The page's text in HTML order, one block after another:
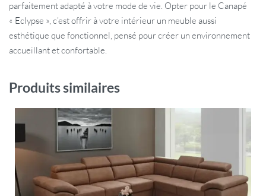
parfaitement adapté à votre mode de vie. Opter pour le Canapé
« Eclypse », c’est offrir à votre intérieur un meuble aussi
esthétique que fonctionnel, pensé pour créer un environnement
accueillant et confortable.
Produits similaires